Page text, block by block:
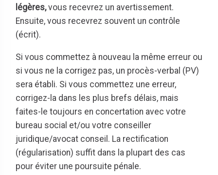
légères,vous recevrez un avertissement.
Ensuite, vous recevrez souvent un contrôle
(écrit).
Si vous commettez à nouveau la même erreur ou
si vous ne la corrigez pas, un procès-verbal (PV)
sera établi. Si vous commettez une erreur,
corrigez-la dans les plus brefs délais, mais
faites-le toujours en concertation avec votre
bureau social et/ou votre conseiller
juridique/avocat conseil. La rectification
(régularisation) suffit dans la plupart des cas
pour éviter une poursuite pénale.